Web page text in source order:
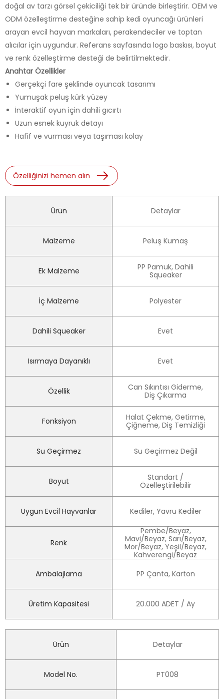
doğal av tarzı görsel çekiciliği tek bir üründe birleştirir. OEM ve
ODM özelleştirme desteğine sahip kedi oyuncağı ürünleri
arayan evcil hayvan markaları, perakendeciler ve toptan
alıcılar için uygundur. Referans sayfasında logo baskısı, boyut
ve renk özelleştirme desteği de belirtilmektedir.
Anahtar Özellikler
Gerçekçi fare şeklinde oyuncak tasarımı
Yumuşak peluş kürk yüzey
İnteraktif oyun için dahili gıcırtı
Uzun esnek kuyruk detayı
Hafif ve vurması veya taşıması kolay
Özelliğinizi hemen alın
Ürün Detaylar
Malzeme Peluş Kumaş
Ek Malzeme
PP Pamuk, Dahili
Squeaker
İç Malzeme Polyester
Dahili Squeaker Evet
Isırmaya Dayanıklı Evet
Özellik
Can Sıkıntısı Giderme,
Diş Çıkarma
Fonksiyon
Halat Çekme, Getirme,
Çiğneme, Diş Temizliği
Su Geçirmez Su Geçirmez Değil
Boyut
Standart /
Özelleştirilebilir
Uygun Evcil Hayvanlar Kediler, Yavru Kediler
Renk
Pembe/Beyaz,
Mavi/Beyaz, Sarı/Beyaz,
Mor/Beyaz, Yeşil/Beyaz,
Kahverengi/Beyaz
Ambalajlama
PP Çanta, Karton
Üretim Kapasitesi 20.000 ADET / Ay
Ürün Detaylar
Model No. PT008